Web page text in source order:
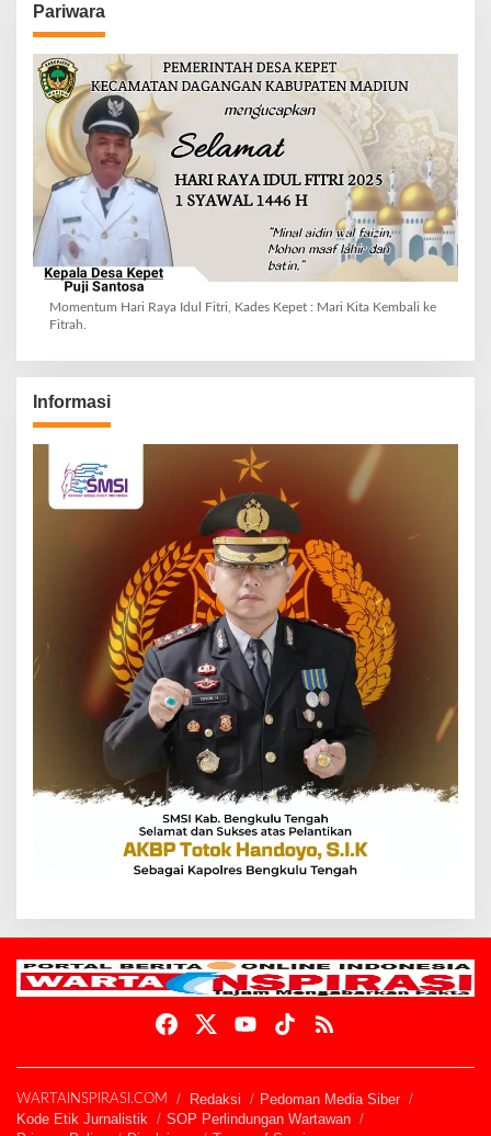
Pariwara
Momentum Hari Raya Idul Fitri, Kades Kepet : Mari Kita Kembali ke
Fitrah.
Informasi
WARTAINSPIRASI.COM Redaksi
Pedoman Media Siber
Kode Etik Jurnalistik
SOP Perlindungan Wartawan